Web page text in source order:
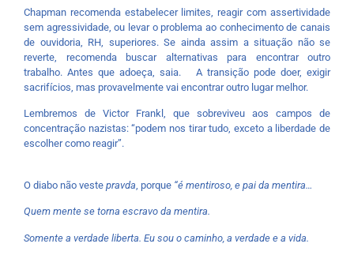
Chapman recomenda estabelecer limites, reagir com assertividade
sem agressividade, ou levar o problema ao conhecimento de canais
de ouvidoria, RH, superiores. Se ainda assim a situação não se
reverte, recomenda buscar alternativas para encontrar outro
trabalho. Antes que adoeça, saia. A transição pode doer, exigir
sacrifícios, mas provavelmente vai encontrar outro lugar melhor.
Lembremos de Victor Frankl, que sobreviveu aos campos de
concentração nazistas: “podem nos tirar tudo, exceto a liberdade de
escolher como reagir”.
O diabo não veste pravda , porque “é mentiroso, e pai da mentira…
Quem mente se torna escravo da mentira.
Somente a verdade liberta. Eu sou o caminho, a verdade e a vida.